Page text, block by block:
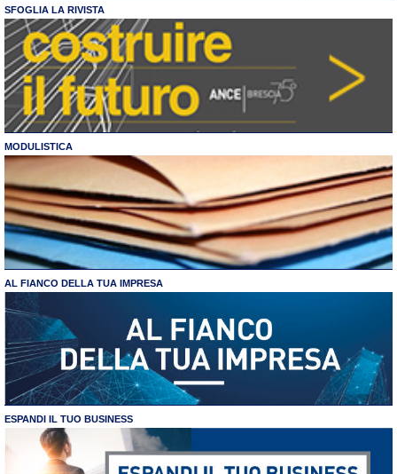
SFOGLIA LA RIVISTA
MODULISTICA
AL FIANCO DELLA TUA IMPRESA
ESPANDI IL TUO BUSINESS